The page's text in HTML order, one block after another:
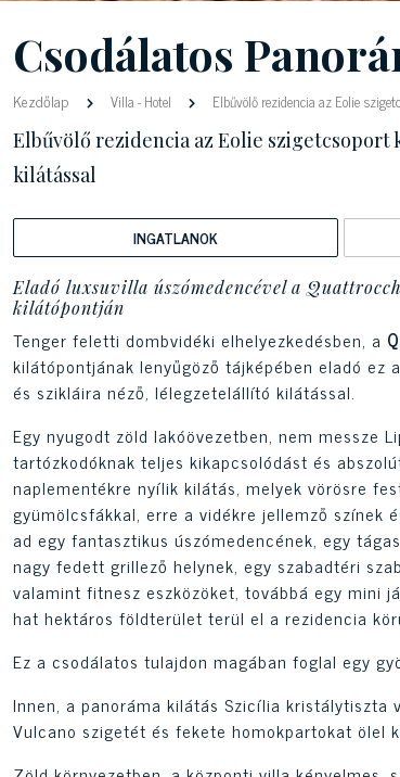
Csodálatos
Kezdőlap Villa-Hotel Elbűvölő rezidencia az Eolie
Elbűvölő rezidencia az Eolie
kilátással
INGATLANOK
Eladó luxsuvilla úszómedencével a
kilátópontján
Tenger feletti dombvidéki elhelyezkedésben, a
kilátópontjának lenyűgöző tájképében eladó ez a
és szikláira néző, lélegzetelállító kilátással.
Egy nyugodt zöld lakóövezetben, nem messze
tartózkodóknak teljes kikapcsolódást és
naplementékre nyílik kilátás, melyek vörösre
gyümölcsfákkal, erre a vidékre jellemző színek
ad egy fantasztikus úszómedencének, egy
nagy fedett grillező helynek, egy szabadtéri
valamint fitnesz eszközöket, továbbá egy mini
hat hektáros földterület terül el a rezidencia
Ez a csodálatos tulajdon magában foglal egy
Innen, a panoráma kilátás Szicília
Vulcano szigetét és fekete homokpartokat ölel